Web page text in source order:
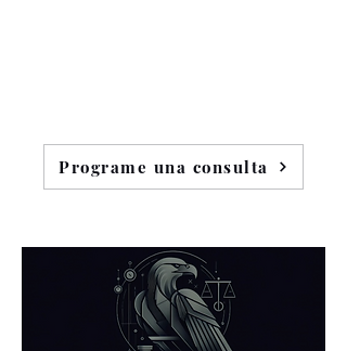
Programe una consulta